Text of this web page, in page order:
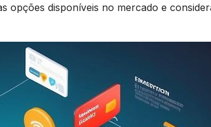
opções disponíveis no mercado e